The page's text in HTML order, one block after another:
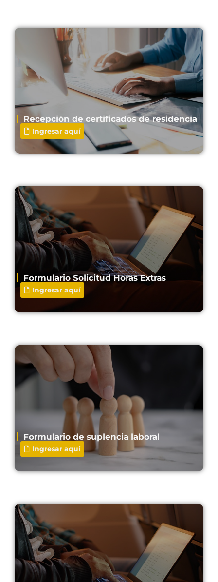
Recepción de certificados de residencia
Ingresar aquí
Formulario Solicitud Horas Extras
Ingresar aquí
Formulario de suplencia laboral
Ingresar aquí